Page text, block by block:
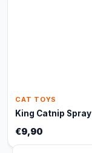
CAT TOYS
King Catnip Spray
€9,90